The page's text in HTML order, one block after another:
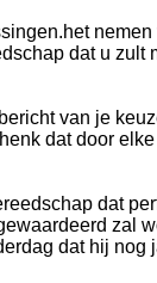
nemen
dat u zult
van je
dat door
dat
zal
dat hij nog